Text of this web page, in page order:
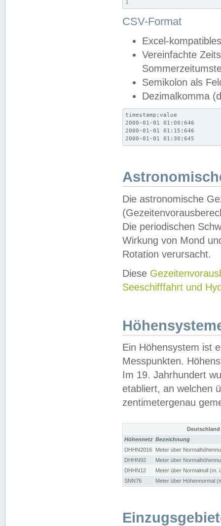
]
CSV-Format
Excel-
Vereinfachte
Semikolon als
Dezimalkomma
timestamp;value
2000-01-01 01:00;646
2000-01-01 01:15;646
2000-01-01 01:30;645
Die astronomische
Die periodischen
Wirkung von Mond
Rotation verursacht.
Diese
Seeschifffahrt und
Ein Höhensystem ist
Messpunkten.
Im 19. Jahrhundert
etabliert, an welchen
zentimetergenau
Höhennetz Bezeichnung
DHHN2016
Meter über
DHHN92
Meter über
DHHN12
Meter über Normalnull (m.
SNN76
Meter über Höhennormal